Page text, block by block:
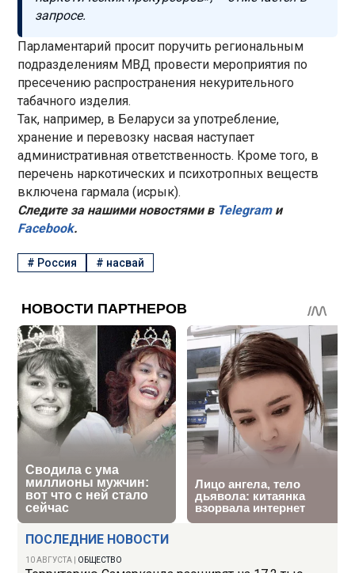
ПОСЛЕДНИЕ НОВОСТИ
10 АВГУСТА ОБЩЕСТВО
запросе.
Парламентарий просит поручить региональным
подразделениям МВД провести мероприятия по
пресечению распространения некурительного
табачного изделия.
Так, например, в Беларуси за употребление,
хранение и перевозку насвая наступает
административная ответственность. Кроме того, в
перечень наркотических и психотропных веществ
включена гармала (исрык).
Следите за нашими новостями вTelegramи
Facebook.
# Россия # насвай